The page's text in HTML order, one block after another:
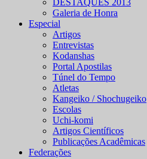
Galeria de Honra
Especial
Artigos
Entrevistas
Kodanshas
Portal Apostilas
Túnel do Tempo
Atletas
Kangeiko / Shochugeiko
Escolas
Uchi-komi
Artigos Científicos
Publicações Acadêmicas
Federações